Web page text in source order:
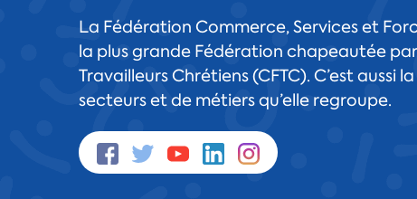
La Fédération Commerce, Services et
la plus grande Fédération chapeautée
Travailleurs Chrétiens (CFTC). C’est
secteurs et de métiers qu’elle regroupe.